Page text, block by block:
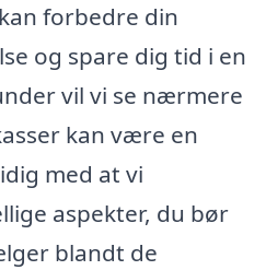
forbedre din
og spare dig tid i en
vil vi se nærmere
kan være en
med at vi
aspekter, du bør
blandt de